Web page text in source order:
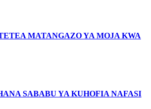
MATANGAZO YA MOJA KWA
SABABU YA KUHOFIA NAFASI